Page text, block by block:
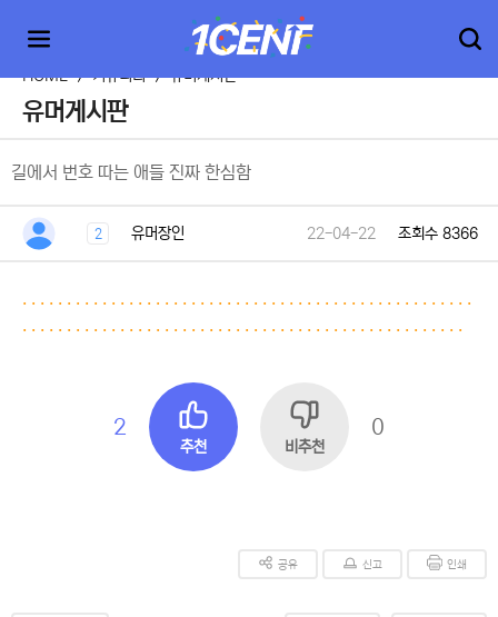
HOME > 커뮤니티 > 유머게시판
유머게시판
길에서 번호 따는 애들 진짜 한심함
2 유머장인 22-04-22 조회수 8366
. . . . . . . . . . . . . . . . . . . . . . . . . . . . . . . . . . . . . . . . . . . . . . . . . . .
. . . . . . . . . . . . . . . . . . . . . . . . . . . . . . . . . . . . . . . . . . . . . . . . . .
2
추천 비추천
0
공유 신고 인쇄